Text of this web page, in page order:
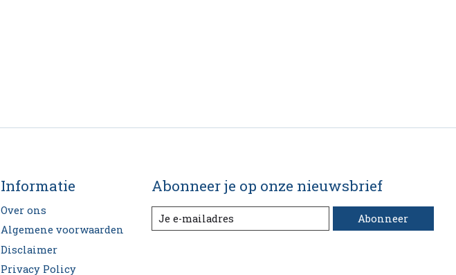
Informatie
Over ons
Algemene voorwaarden
Disclaimer
Privacy Policy
Abonneer je op onze nieuwsbrief
Abonneer